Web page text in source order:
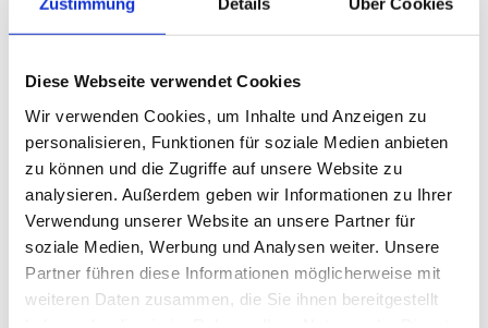
Diese Webseite verwendet Cookies
Wir verwenden Cookies, um Inhalte und Anzeigen zu
personalisieren, Funktionen für soziale Medien anbieten
zu können und die Zugriffe auf unsere Website zu
analysieren. Außerdem geben wir Informationen zu Ihrer
Verwendung unserer Website an unsere Partner für
soziale Medien, Werbung und Analysen weiter. Unsere
Partner führen diese Informationen möglicherweise mit
weiteren Daten zusammen, die Sie ihnen bereitgestellt
Unser Leistungsspektrum im
Überblick